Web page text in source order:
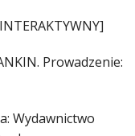
Prowadzenie:
Wydawnictwo